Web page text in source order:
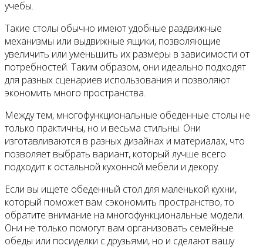
учебы.
Такие столы обычно имеют удобные раздвижные
механизмы или выдвижные ящики, позволяющие
увеличить или уменьшить их размеры в зависимости от
потребностей. Таким образом, они идеально подходят
для разных сценариев использования и позволяют
экономить много пространства.
Между тем, многофункциональные обеденные столы не
только практичны, но и весьма стильны. Они
изготавливаются в разных дизайнах и материалах, что
позволяет выбрать вариант, который лучше всего
подходит к остальной кухонной мебели и декору.
Если вы ищете обеденный стол для маленькой кухни,
который поможет вам сэкономить пространство, то
обратите внимание на многофункциональные модели.
Они не только помогут вам организовать семейные
обеды или посиделки с друзьями, но и сделают вашу